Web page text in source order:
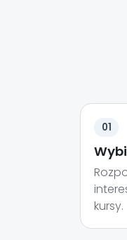
01
kursy.